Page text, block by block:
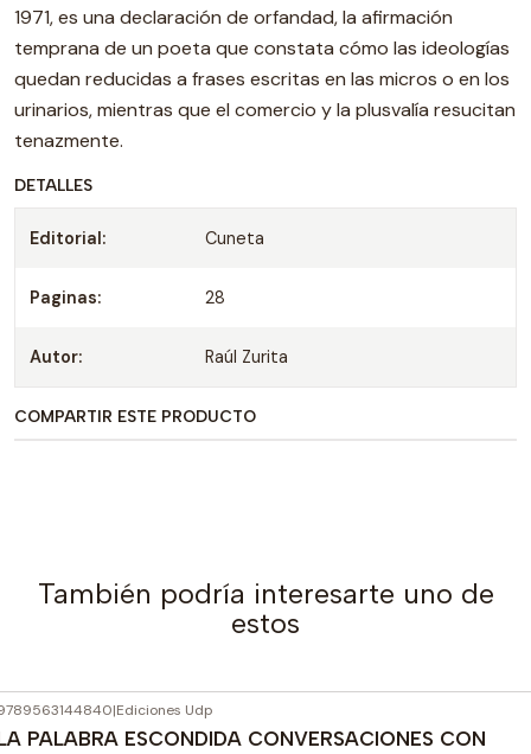
1971, es una declaración de orfandad, la afirmación
temprana de un poeta que constata cómo las ideologías
quedan reducidas a frases escritas en las micros o en los
urinarios, mientras que el comercio y la plusvalía resucitan
tenazmente.
DETALLES
Editorial: Cuneta
Paginas: 28
Autor: Raúl Zurita
COMPARTIR ESTE PRODUCTO
También podría interesarte uno de
estos
|Ediciones Udp
PALABRA ESCONDIDA CONVERSACIONES CON